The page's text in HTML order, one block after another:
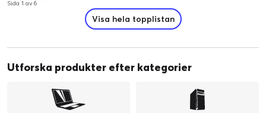
Sida 1 av 6
Visa hela topplistan
Utforska produkter efter kategorier